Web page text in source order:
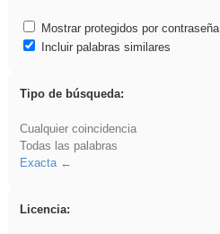
Mostrar protegidos por contraseña
Incluir palabras similares
Tipo de búsqueda:
Cualquier coincidencia
Todas las palabras
Exacta
Licencia: